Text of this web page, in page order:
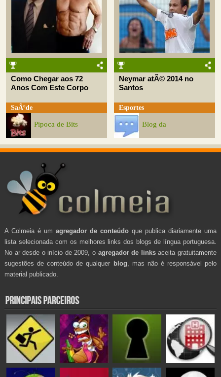
Como Chegar aos 72
Anos Com Este Corpo
SaÃºde
Pipoca de Bits
Neymar atÃ© 2014 no
Santos
Esportes
Blog da
A Colmeia é um agregador de conteúdo que publica diariamente uma
lista selecionada com os melhores links dos blogs de língua portuguesa.
No ar desde o início de 2009, o agregador de linksaceita gratuitamente
sugestões de conteúdo de qualquer blog , mas não é responsável pelo
material publicado.